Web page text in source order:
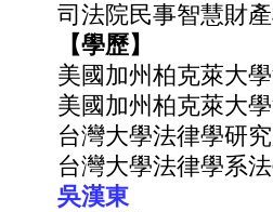
司法院民事智慧財
【學歷】
美國加州柏克萊大
美國加州柏克萊大
台灣大學法律學研
台灣大學法律學系
吳漢東